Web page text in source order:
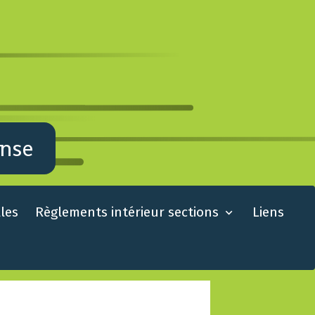
Règlements intérieur sections Liens